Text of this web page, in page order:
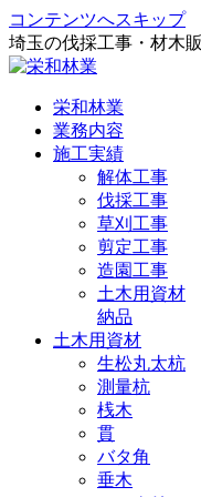
コンテンツへスキップ
埼玉の伐採工事・材木
栄和林業
業務内容
施工実績
解体工事
伐採工事
草刈工事
剪定工事
造園工事
土木用資材
納品
土木用資材
生松丸太杭
測量杭
桟木
貫
バタ角
垂木